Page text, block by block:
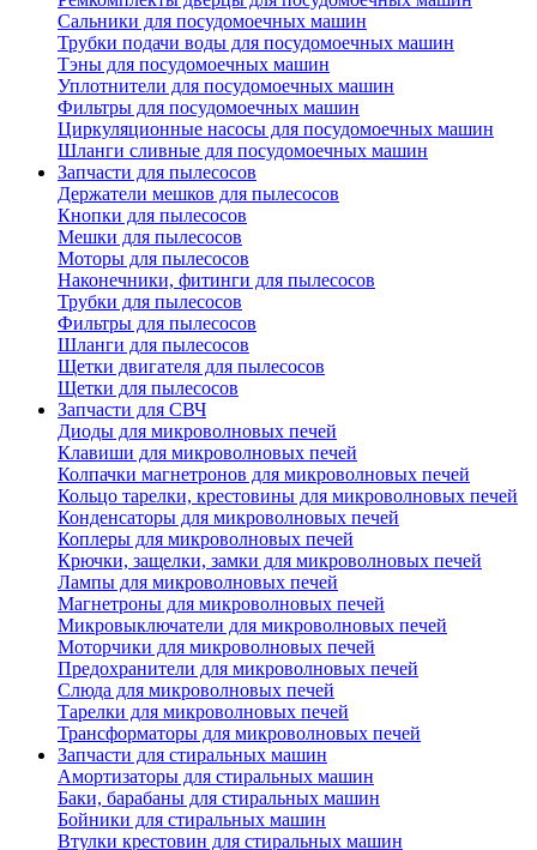
Сальники для посудомоечных машин
Трубки подачи воды для посудомоечных машин
Тэны для посудомоечных машин
Уплотнители для посудомоечных машин
Фильтры для посудомоечных машин
Циркуляционные насосы для посудомоечных машин
Шланги сливные для посудомоечных машин
Запчасти для пылесосов
Держатели мешков для пылесосов
Кнопки для пылесосов
Мешки для пылесосов
Моторы для пылесосов
Наконечники, фитинги для пылесосов
Трубки для пылесосов
Фильтры для пылесосов
Шланги для пылесосов
Щетки двигателя для пылесосов
Щетки для пылесосов
Запчасти для СВЧ
Диоды для микроволновых печей
Клавиши для микроволновых печей
Колпачки магнетронов для микроволновых печей
Кольцо тарелки, крестовины для микроволновых печей
Конденсаторы для микроволновых печей
Коплеры для микроволновых печей
Крючки, защелки, замки для микроволновых печей
Лампы для микроволновых печей
Магнетроны для микроволновых печей
Микровыключатели для микроволновых печей
Моторчики для микроволновых печей
Предохранители для микроволновых печей
Слюда для микроволновых печей
Тарелки для микроволновых печей
Трансформаторы для микроволновых печей
Запчасти для стиральных машин
Амортизаторы для стиральных машин
Баки, барабаны для стиральных машин
Бойники для стиральных машин
Втулки крестовин для стиральных машин